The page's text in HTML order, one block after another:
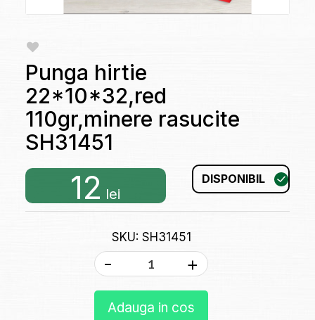
Punga hirtie
22*10*32,red
110gr,minere rasucite
SH31451
12 lei
DISPONIBIL
SKU: SH31451
- +
Adauga in cos